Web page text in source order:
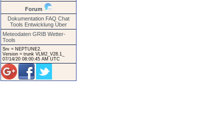
Forum
Dokumentation FAQ Chat
Tools Entwicklung Über
Meteodaten GRIB Wetter-
Tools
Srv = NEPTUNE2.
Version = trunk VLM2_V28.1_
07/14/20 08:00:45 AM UTC